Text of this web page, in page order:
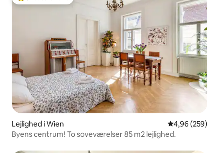
Lejlighed i Wien 4,96 ud af 5 i
4,96 (259)
Byens centrum! To soveværelser 85 m2 lejlighed.